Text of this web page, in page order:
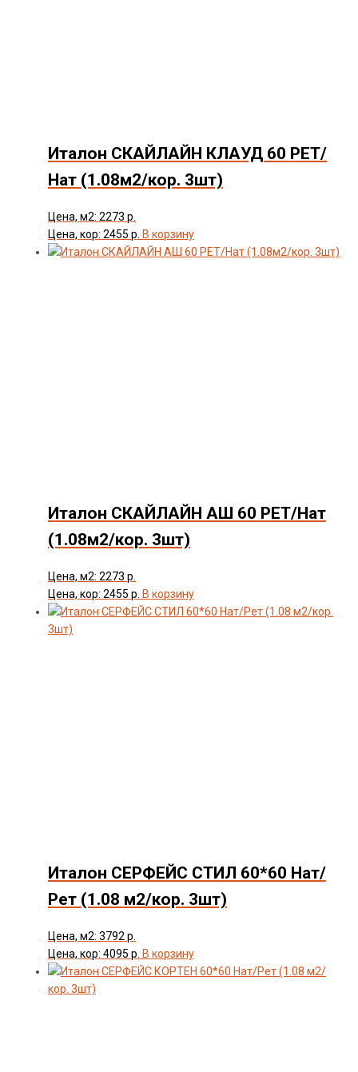
Италон СКАЙЛАЙН КЛАУД 60 РЕТ/
Нат (1.08м2/кор. 3шт)
Цена, м2: 2273 р.
Цена, кор: 2455 р. В корзину
Италон СКАЙЛАЙН АШ 60 РЕТ/Нат
(1.08м2/кор. 3шт)
Цена, м2: 2273 р.
Цена, кор: 2455 р. В корзину
Италон СЕРФЕЙС СТИЛ 60*60 Нат/
Рет (1.08 м2/кор. 3шт)
Цена, м2: 3792 р.
Цена, кор: 4095 р. В корзину